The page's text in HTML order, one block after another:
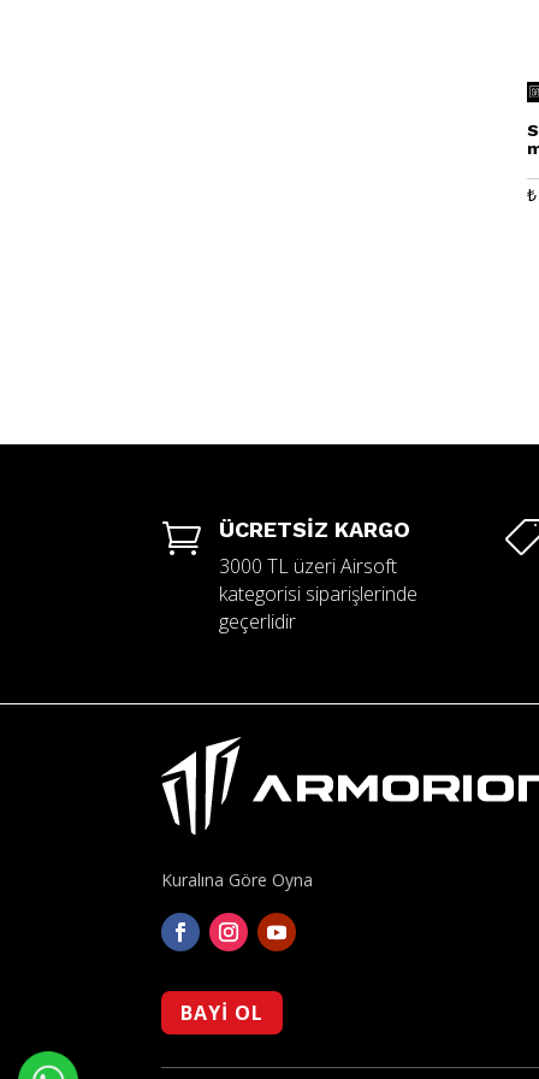
₺
 ÜCRETSİZ KARGO
3000 TL üzeri Airsoft
kategorisi siparişlerinde
geçerlidir
Kuralına Göre Oyna
BAYİ OL